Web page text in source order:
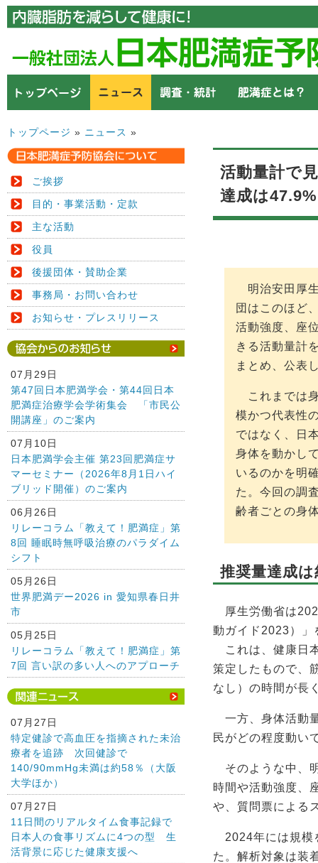
トップページ » ニュース »
活動量計で
達成は
明治安田厚
団はこのほど
活動強度、座
きる活動量計
まとめ、公表
これまでは
模かつ代表性
ではなく、日
身体を動かし
いるのかを明
た。今回の調
齢者ごとの身
推奨量達成
厚生労働省は
動ガイド2023）」
これは、健康日
策定したもので、
なし）の時間が長
一方、身体活動
民がどの程度動い
そのような中、
時間や活動強度、
や、質問票による
2024年には規模
た。解析対象は装
ご挨拶
目的・事業活動・定款
主な活動
役員
後援団体・賛助企業
事務局・お問い合わせ
お知らせ・プレスリリース
07月29日
第47回日本肥満学会・第44回日本
肥満症治療学会学術集会 「市民公
開講座」のご案内
07月10日
日本肥満学会主催 第23回肥満症サ
マーセミナー（2026年8月1日ハイ
ブリッド開催）のご案内
06月26日
リレーコラム「教えて！肥満症」第
8回 睡眠時無呼吸治療のパラダイム
シフト
05月26日
世界肥満デー2026 in 愛知県春日井
市
05月25日
リレーコラム「教えて！肥満症」第
7回 言い訳の多い人へのアプローチ
07月27日
特定健診で高血圧を指摘された未治
療者を追跡 次回健診で
140/90mmHg未満は約58％（大阪
大学ほか）
07月27日
11日間のリアルタイム食事記録で
日本人の食事リズムに4つの型 生
活背景に応じた健康支援へ